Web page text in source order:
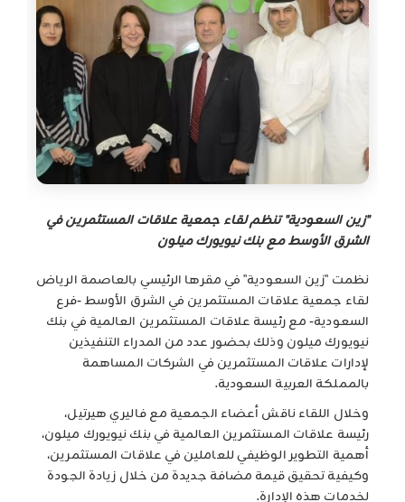
"زين السعودية" تنظم لقاء جمعية علاقات المستثمرين في
الشرق الأوسط مع بنك نيويورك ميلون
نظمت "زين السعودية" في مقرها الرئيسي بالعاصمة الرياض
لقاء جمعية علاقات المستثمرين في الشرق الأوسط -فرع
السعودية- مع رئيسة علاقات المستثمرين العالمية في بنك
نيويورك ميلون وذلك بحضور عدد من المدراء التنفيذين
لإدارات علاقات المستثمرين في الشركات المساهمة
بالمملكة العربية السعودية.
وخلال اللقاء ناقش أعضاء الجمعية مع فاليري هيرتيل،
رئيسة علاقات المستثمرين العالمية في بنك نيويورك ميلون،
أهمية التطوير الوظيفي للعاملين في علاقات المستثمرين،
وكيفية تحقيق قيمة مضافة جديدة من خلال زيادة الجودة
لخدمات هذه الإدارة.